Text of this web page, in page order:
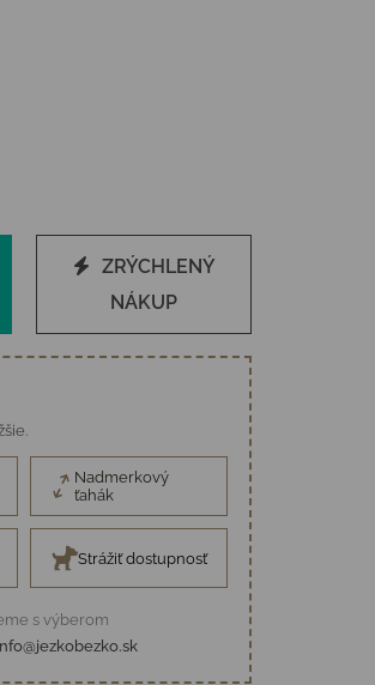
ZRÝCHLENÝ
NÁKUP
Nadmerkový
ťahák
Strážiť dostupnosť
s výberom